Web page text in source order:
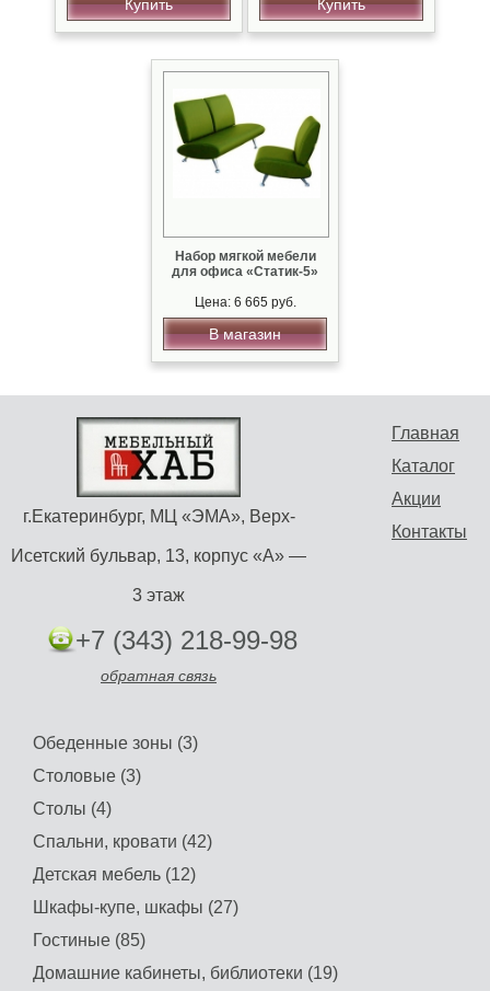
Купить Купить
Набор мягкой мебели
для офиса «Статик-5»
Цена: 6 665 руб.
В магазин
Главная
Каталог
Акции
Контакты
г.Екатеринбург, МЦ «ЭМА», Верх-
Исетский бульвар, 13, корпус «А» —
3 этаж
+7 (343) 218-99-98
обратная связь
Обеденные зоны (3)
Столовые (3)
Столы (4)
Спальни, кровати (42)
Детская мебель (12)
Шкафы-купе, шкафы (27)
Гостиные (85)
Домашние кабинеты, библиотеки (19)